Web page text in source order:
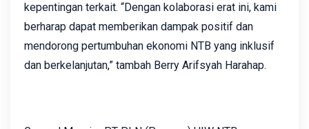
kepentingan terkait. “Dengan kolaborasi erat ini, kami
berharap dapat memberikan dampak positif dan
mendorong pertumbuhan ekonomi NTB yang inklusif
dan berkelanjutan,” tambah Berry Arifsyah Harahap.